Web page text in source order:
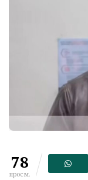
78
просм.